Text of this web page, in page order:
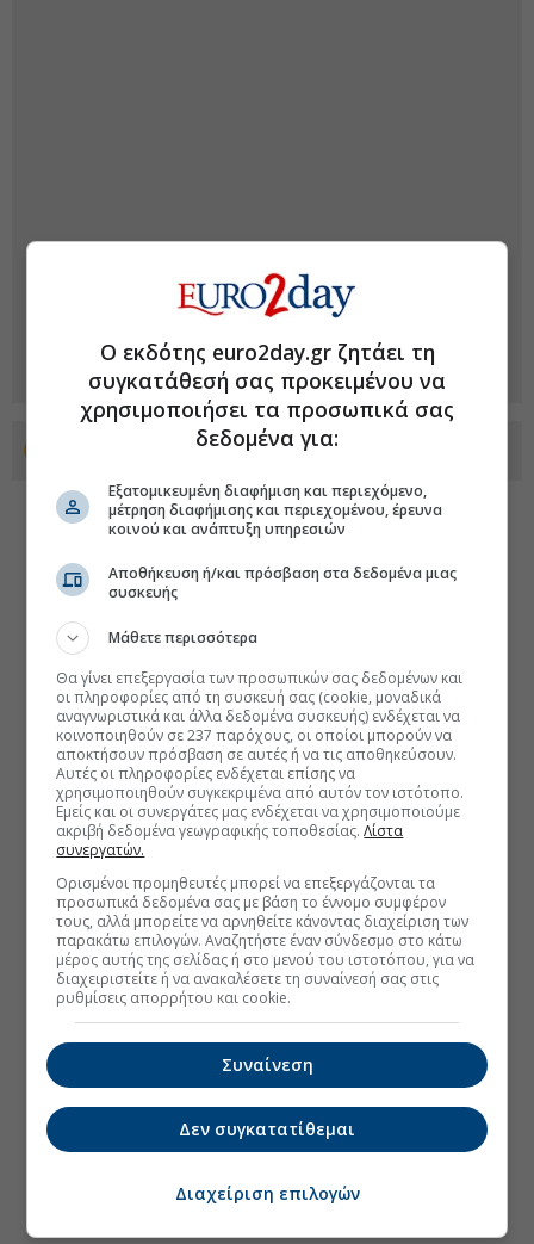
Προσθέστε το euro2day.gr στο Discover
Ο εκδότης euro2day.gr ζητάει τη
συγκατάθεσή σας προκειμένου να
χρησιμοποιήσει τα προσωπικά σας
δεδομένα για:
Εξατομικευμένη διαφήμιση και περιεχόμενο,
μέτρηση διαφήμισης και περιεχομένου, έρευνα
κοινού και ανάπτυξη υπηρεσιών
Αποθήκευση ή/και πρόσβαση στα δεδομένα μιας
συσκευής
Μάθετε περισσότερα
Θα γίνει επεξεργασία των προσωπικών σας δεδομένων και
οι πληροφορίες από τη συσκευή σας (cookie, μοναδικά
αναγνωριστικά και άλλα δεδομένα συσκευής) ενδέχεται να
κοινοποιηθούν σε 237 παρόχους, οι οποίοι μπορούν να
αποκτήσουν πρόσβαση σε αυτές ή να τις αποθηκεύσουν.
Αυτές οι πληροφορίες ενδέχεται επίσης να
χρησιμοποιηθούν συγκεκριμένα από αυτόν τον ιστότοπο.
Εμείς και οι συνεργάτες μας ενδέχεται να χρησιμοποιούμε
ακριβή δεδομένα γεωγραφικής τοποθεσίας.Λίστα
συνεργατών.
Ορισμένοι προμηθευτές μπορεί να επεξεργάζονται τα
προσωπικά δεδομένα σας με βάση το έννομο συμφέρον
τους, αλλά μπορείτε να αρνηθείτε κάνοντας διαχείριση των
παρακάτω επιλογών. Αναζητήστε έναν σύνδεσμο στο κάτω
μέρος αυτής της σελίδας ή στο μενού του ιστοτόπου, για να
διαχειριστείτε ή να ανακαλέσετε τη συναίνεσή σας στις
ρυθμίσεις απορρήτου και cookie.
Συναίνεση
Δεν συγκατατίθεμαι
Διαχείριση επιλογών